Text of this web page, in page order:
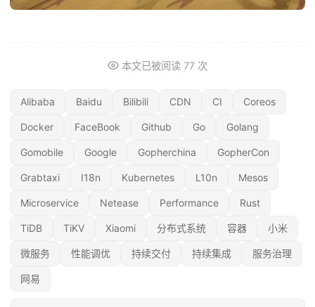
本文已被阅读 77 次
Alibaba Baidu Bilibili CDN CI Coreos
Docker FaceBook Github Go Golang
Gomobile Google Gopherchina GopherCon
Grabtaxi I18n Kubernetes L10n Mesos
Microservice Netease Performance Rust
TiDB TiKV Xiaomi 分布式系统 容器 小米
微服务 性能调优 持续交付 持续集成 服务治理
网易